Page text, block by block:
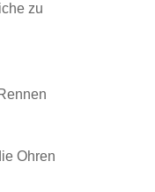
zu
Ohren